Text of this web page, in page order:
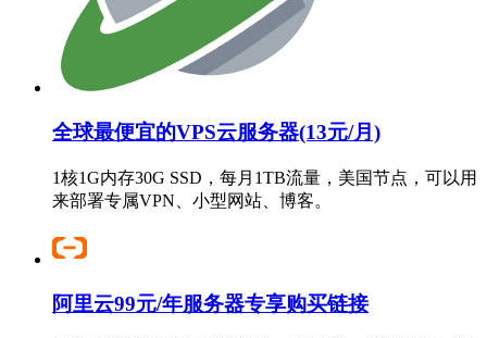
全球最便宜的VPS云服务器(13元/月)
1核1G内存30G SSD，每月1TB流量，美国节点，可以用
来部署专属VPN、小型网站、博客。
阿里云99元/年服务器专享购买链接